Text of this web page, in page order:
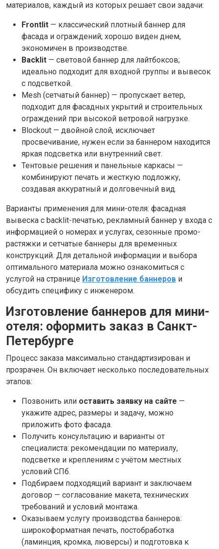
материалов, каждый из которых решает свои задачи:
Frontlit — классический плотный баннер для
фасада и ограждений; хорошо виден днем,
экономичен в производстве.
Backlit — световой баннер для лайтбоксов;
идеально подходит для входной группы и вывесок
с подсветкой.
Mesh (сетчатый баннер) — пропускает ветер,
подходит для фасадных укрытий и строительных
ограждений при высокой ветровой нагрузке.
Blockout — двойной слой, исключает
просвечивание, нужен если за баннером находится
яркая подсветка или внутренний свет.
Тентовые решения и панельные каркасы —
комбинируют печать и жесткую подложку,
создавая аккуратный и долговечный вид.
Варианты применения для мини-отеля: фасадная
вывеска с backlit-печатью, рекламный баннер у входа с
информацией о номерах и услугах, сезонные промо-
растяжки и сетчатые баннеры для временных
конструкций. Для детальной информации и выбора
оптимального материала можно ознакомиться с
услугой на странице Изготовление баннеров и
обсудить специфику с инженером.
Изготовление баннеров для мини-
отеля: оформить заказ в Санкт-
Петербурге
Процесс заказа максимально стандартизирован и
прозрачен. Он включает несколько последовательных
этапов:
Позвонить или оставить заявку на сайте —
укажите адрес, размеры и задачу, можно
приложить фото фасада.
Получить консультацию и варианты от
специалиста: рекомендации по материалу,
подсветке и креплениям с учётом местных
условий СПб.
Подбираем подходящий вариант и заключаем
договор — согласование макета, технических
требований и условий монтажа.
Оказываем услугу производства баннеров:
широкоформатная печать, постобработка
(ламинция, кромка, люверсы) и подготовка к